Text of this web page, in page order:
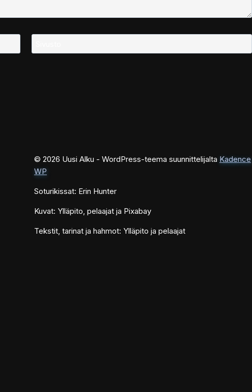
© 2026 Uusi Alku - WordPress-teema suunnittelijalta Kadence
WP
Soturikissat: Erin Hunter
Kuvat: Ylläpito, pelaajat ja Pixabay
Tekstit, tarinat ja hahmot: Ylläpito ja pelaajat